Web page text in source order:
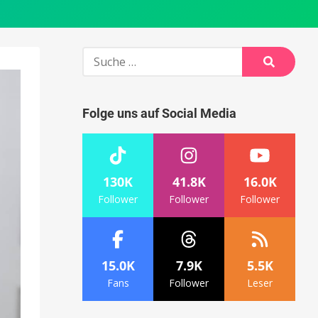
Suche
Suche
Folge uns auf Social Media
130K
Follower
41.8K
Follower
16.0K
Follower
15.0K
Fans
7.9K
Follower
5.5K
Leser